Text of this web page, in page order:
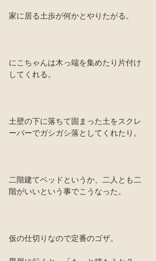
家に居る土歩が何かとやりたがる。
にこちゃんは木っ端を集めたり片付け
してくれる。
土壁の下に落ちて固まった土をスクレ
ーパーでガシガシ落としてくれたり。
二階建てベッドというか、二人とも二
階がいいという事でこうなった。
仮の仕切りなので定番のゴザ。